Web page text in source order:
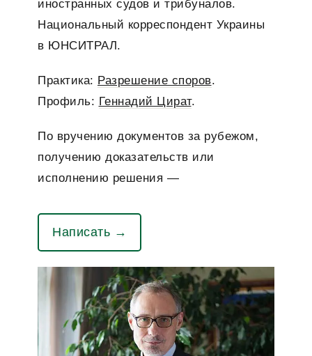
иностранных судов и трибуналов.
Национальный корреспондент Украины
в ЮНСИТРАЛ.
Практика: Разрешение споров.
Профиль: Геннадий Цират.
По вручению документов за рубежом,
получению доказательств или
исполнению решения —
Написать →